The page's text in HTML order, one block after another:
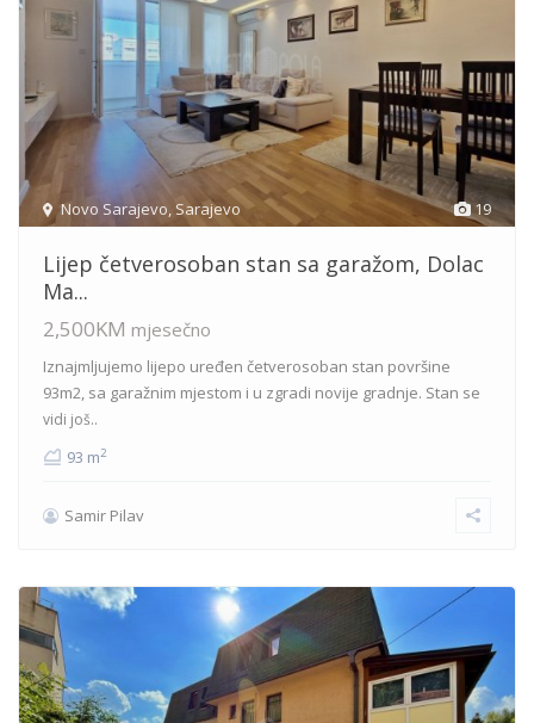
19
Novo Sarajevo, Sarajevo
Lijep četverosoban stan sa garažom, Dolac
Ma...
2,500KM mjesečno
Iznajmljujemo lijepo uređen četverosoban stan površine
93m2, sa garažnim mjestom i u zgradi novije gradnje. Stan se
vidi još..
93 m2
Samir Pilav